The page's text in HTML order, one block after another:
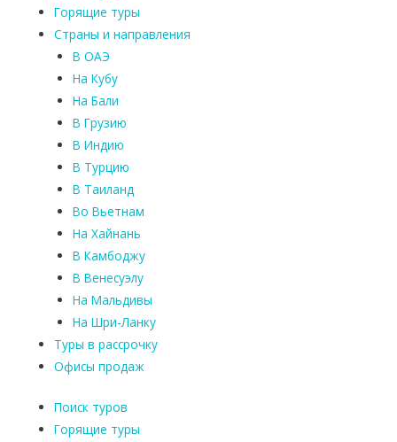
Горящие туры
Страны и направления
В ОАЭ
На Кубу
На Бали
В Грузию
В Индию
В Турцию
В Таиланд
Во Вьетнам
На Хайнань
В Камбоджу
В Венесуэлу
На Мальдивы
На Шри-Ланку
Туры в рассрочку
Офисы продаж
Поиск туров
Горящие туры